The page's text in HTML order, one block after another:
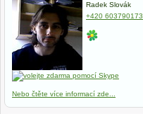
Radek Slovák
+420 603790173
Nebo čtěte více informací zde...